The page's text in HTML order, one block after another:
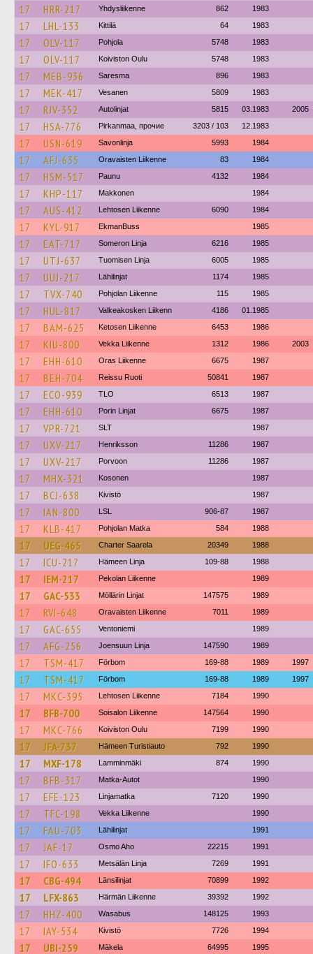
17 HRR-217 Yhdysliikenne 862 1983
17 LHL-133 Kittilä 64 1983
17 OLV-117 Pohjola 5748 1983
17 OLV-117 Koiviston Oulu 5748 1983
17 MEB-936 Saresma 896 1983
17 MEK-417 Vesanen 5809 1983
17 RJV-352 Autolinjat 5815 03.1983 2005
17 HSA-776 Pirkanmaa, прочие 3203 / 103 12.1983
17 USN-619 Savonlinja 5993 1984
17 AFJ-635 Oravaisten Liikenne 83 1984
17 HSM-517 Paunu 4132 1984
17 KHP-117 Makkonen 1984
17 AUS-412 Lehtosen Liikenne 6090 1984
17 KYL-917 EkmanBuss 1985
17 EAT-717 Someron Linja 6216 1985
17 UTJ-637 Tuomisen Linja 6005 1985
17 UUJ-217 Lähilinjat 1174 1985
17 TVX-740 Pohjolan Liikenne 115 1985
17 HUL-817 Valkeakosken Liikenn 4186 01.1985
17 BAM-625 Ketosen Liikenne 6453 1986
17 KIU-800 Vekka Liikenne 1312 1986 2003
17 EHH-610 Oras Liikenne 6675 1987
17 BEH-704 Reissu Ruoti 50841 1987
17 ECO-939 TLO 6513 1987
17 EHH-610 Porin Linjat 6675 1987
17 VPR-721 SLT 1987
17 UXV-217 Henriksson 11286 1987
17 UXV-217 Porvoon 11286 1987
17 MHX-321 Kosonen 1987
17 BCJ-638 Kivistö 1987
17 IAN-800 LSL 906-87 1987
17 KLB-417 Pohjolan Matka 584 1988
17 UEG-465 Charter Saarela 20349 1988
17 ICU-217 Hämeen Linja 109-88 1988
17 IEM-217 Pekolan Liikenne 1989
17 GAC-533 Möllärin Linjat 147575 1989
17 RVI-648 Oravaisten Liikenne 7011 1989
17 GAC-655 Ventoniemi 1989
17 AFG-256 Joensuun Linja 147590 1989
17 TSM-417 Förbom 169-88 1989 1997
17 TSM-417 Förbom 169-88 1989 1997
17 MKC-395 Lehtosen Liikenne 7184 1990
17 BFB-700 Soisalon Liikenne 147564 1990
17 MKC-766 Koiviston Oulu 7199 1990
17 JFA-737 Hämeen Turistiauto 792 1990
17 MXF-178 Lamminmäki 874 1990
17 BFB-317 Matka-Autot 1990
17 EFE-123 Linjamatka 7120 1990
17 TFC-198 Vekka Liikenne 1990
17 FAU-703 Lähilinjat 1991
17 JAF-17 Osmo Aho 22215 1991
17 IFO-633 Metsälän Linja 7269 1991
17 CBG-494 Länsilinjat 70899 1992
17 LFX-863 Härmän Liikenne 39392 1992
17 HHZ-400 Wasabus 148125 1993
17 IAY-534 Kivistö 7726 1994
17 UBI-259 Mäkela 64995 1995